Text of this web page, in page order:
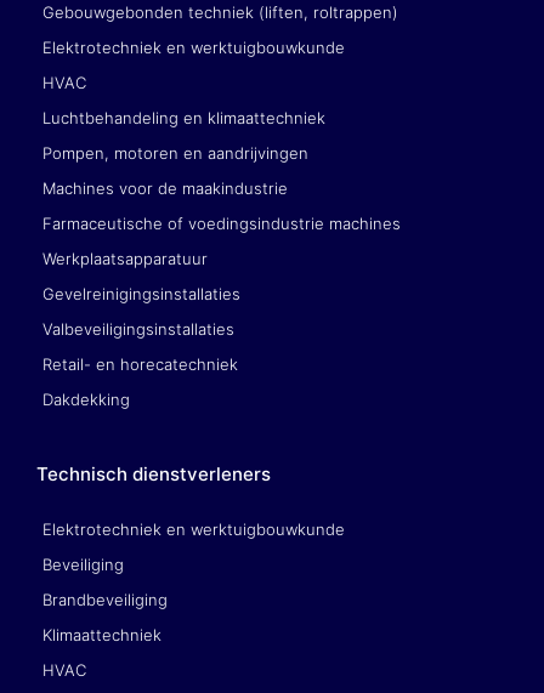
Gebouwgebonden techniek (liften, roltrappen)
Elektrotechniek en werktuigbouwkunde
HVAC
Luchtbehandeling en klimaattechniek
Pompen, motoren en aandrijvingen
Machines voor de maakindustrie
Farmaceutische of voedingsindustrie machines
Werkplaatsapparatuur
Gevelreinigingsinstallaties
Valbeveiligingsinstallaties
Retail- en horecatechniek
Dakdekking
Technisch dienstverleners
Elektrotechniek en werktuigbouwkunde
Beveiliging
Brandbeveiliging
Klimaattechniek
HVAC